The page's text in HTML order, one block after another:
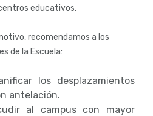
educativos.
recomendamos a los
de la Escuela:
los desplazamientos
antelación.
al campus con mayor